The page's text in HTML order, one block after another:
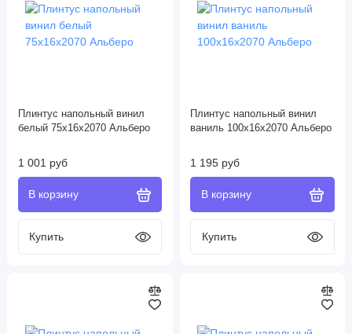
Плинтус напольный винил
белый 75х16х2070 Альберо
1 001 руб
Плинтус напольный винил
ваниль 100х16х2070 Альберо
1 195 руб